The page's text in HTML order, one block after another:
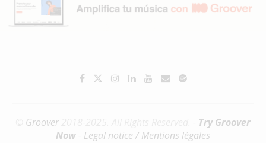
Groover2018-2025. All Rights Reserved. - Try Groover
Now
Legal notice / Mentions légales